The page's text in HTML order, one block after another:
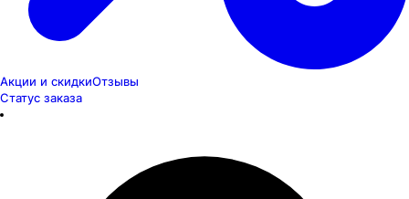
Акции и скидкиОтзывы
Статус заказа